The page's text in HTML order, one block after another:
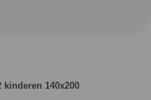
kinderen 140x200